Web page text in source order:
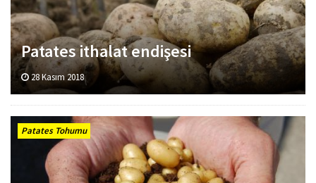
Patates ithalat endişesi
28 Kasım 2018
Patates Tohumu